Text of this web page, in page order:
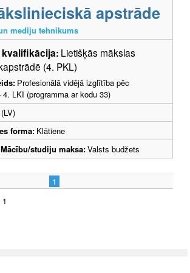
apstrāde
mediju tehnikums
Lietišķās mākslas
(4. PKL)
Profesionālā vidējā izglītība pēc
LKI (programma ar kodu 33)
forma: Klātiene
Mācību/studiju maksa:Valsts budžets
1